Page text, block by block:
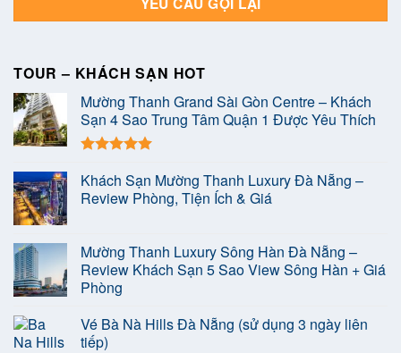
TOUR – KHÁCH SẠN HOT
Mường Thanh Grand Sài Gòn Centre – Khách
Sạn 4 Sao Trung Tâm Quận 1 Được Yêu Thích
hạng5.00
5 sao
Khách Sạn Mường Thanh Luxury Đà Nẵng –
Review Phòng, Tiện Ích & Giá
Mường Thanh Luxury Sông Hàn Đà Nẵng –
Review Khách Sạn 5 Sao View Sông Hàn + Giá
Phòng
Vé Bà Nà Hills Đà Nẵng (sử dụng 3 ngày liên
tiếp)